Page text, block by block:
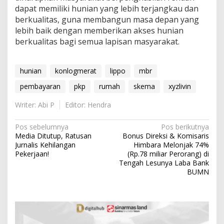
dapat memiliki hunian yang lebih terjangkau dan
berkualitas, guna membangun masa depan yang
lebih baik dengan memberikan akses hunian
berkualitas bagi semua lapisan masyarakat.
hunian konlogmerat lippo
mbr
pembayaran
pkp rumah skema
xyzlivin
Writer: Abi P
Editor: Hendra
N
a
v
a
Pos sebelumnya
Media Ditutup, Ratusan
Jurnalis Kehilangan
Pekerjaan!
Pos berikutnya
Bonus Direksi & Komisaris
Himbara Melonjak 74%
(Rp.78 miliar Perorang) di
Tengah Lesunya Laba Bank
BUMN